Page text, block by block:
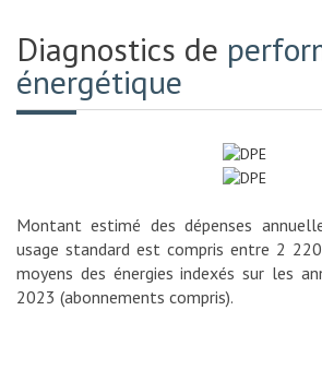
Diagnostics de
énergétique
Montant estimé des dépenses
usage standard est compris entre 2
moyens des énergies indexés sur les
2023 (abonnements compris).